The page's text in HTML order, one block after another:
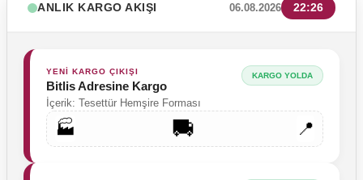
ANLIK KARGO AKIŞI 06.08.2026 22:26
YENİ KARGO ÇIKIŞI
Bitlis Adresine Kargo
İçerik: Tesettür Hemşire Forması
KARGO YOLDA
🏭 🚚 📍